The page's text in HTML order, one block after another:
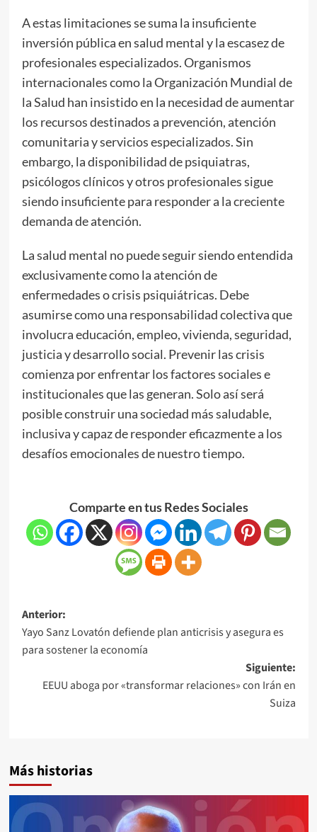
A estas limitaciones se suma la insuficiente
inversión pública en salud mental y la escasez de
profesionales especializados. Organismos
internacionales como la Organización Mundial de
la Salud han insistido en la necesidad de aumentar
los recursos destinados a prevención, atención
comunitaria y servicios especializados. Sin
embargo, la disponibilidad de psiquiatras,
psicólogos clínicos y otros profesionales sigue
siendo insuficiente para responder a la creciente
demanda de atención.
La salud mental no puede seguir siendo entendida
exclusivamente como la atención de
enfermedades o crisis psiquiátricas. Debe
asumirse como una responsabilidad colectiva que
involucra educación, empleo, vivienda, seguridad,
justicia y desarrollo social. Prevenir las crisis
comienza por enfrentar los factores sociales e
institucionales que las generan. Solo así será
posible construir una sociedad más saludable,
inclusiva y capaz de responder eficazmente a los
desafíos emocionales de nuestro tiempo.
Comparte en tus Redes Sociales
Anterior:
Yayo Sanz Lovatón defiende plan anticrisis y asegura es
para sostener la economía
Siguiente:
EEUU aboga por «transformar relaciones» con Irán en
Suiza
Más historias